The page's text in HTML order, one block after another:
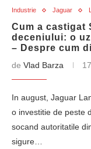
Industrie Jaguar
Cum a castigat
deceniului: o
– Despre cum
de Vlad Barza
In august, Jaguar
o investitie de peste
socand autoritatile
sigure…